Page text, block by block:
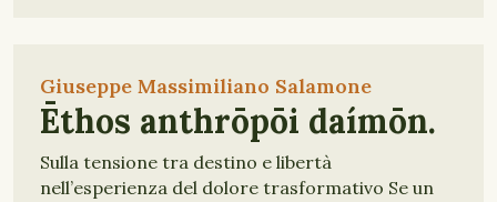
Giuseppe Massimiliano Salamone
Ēthos anthrōpōi daímōn.
Sulla tensione tra destino e libertà
nell’esperienza del dolore trasformativo Se un